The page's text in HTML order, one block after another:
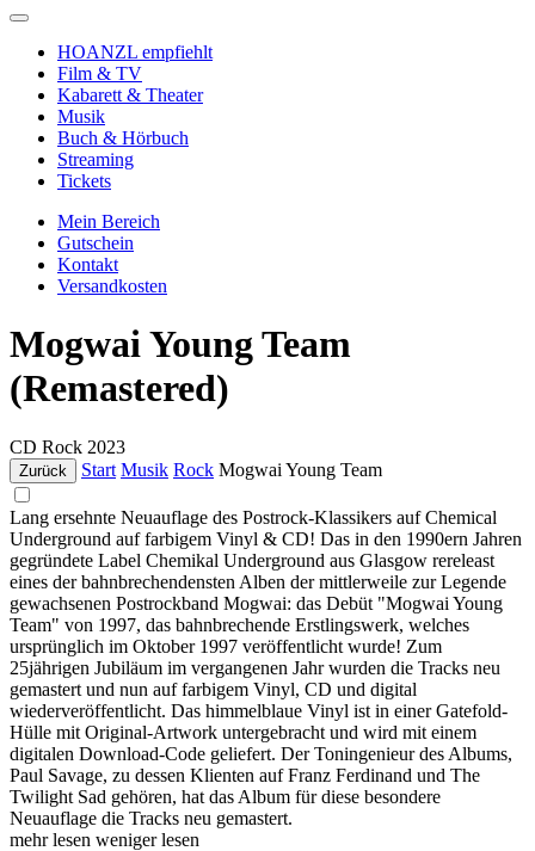
HOANZL empfiehlt
Film & TV
Kabarett & Theater
Musik
Buch & Hörbuch
Streaming
Tickets
Mein Bereich
Gutschein
Kontakt
Versandkosten
Mogwai Young Team
(Remastered)
CD Rock 2023
Zurück Start Musik Rock Mogwai Young Team
Lang ersehnte Neuauflage des Postrock-Klassikers auf Chemical
Underground auf farbigem Vinyl & CD! Das in den 1990ern Jahren
gegründete Label Chemikal Underground aus Glasgow rereleast
eines der bahnbrechendensten Alben der mittlerweile zur Legende
gewachsenen Postrockband Mogwai: das Debüt "Mogwai Young
Team" von 1997, das bahnbrechende Erstlingswerk, welches
ursprünglich im Oktober 1997 veröffentlicht wurde! Zum
25jährigen Jubiläum im vergangenen Jahr wurden die Tracks neu
gemastert und nun auf farbigem Vinyl, CD und digital
wiederveröffentlicht. Das himmelblaue Vinyl ist in einer Gatefold-
Hülle mit Original-Artwork untergebracht und wird mit einem
digitalen Download-Code geliefert. Der Toningenieur des Albums,
Paul Savage, zu dessen Klienten auf Franz Ferdinand und The
Twilight Sad gehören, hat das Album für diese besondere
Neuauflage die Tracks neu gemastert.
mehr lesen weniger lesen